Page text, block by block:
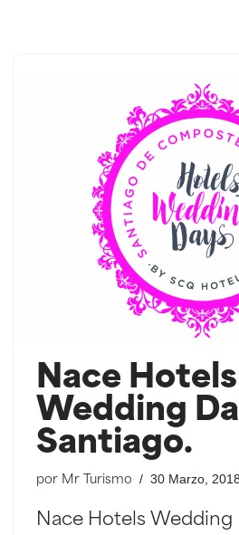
Nace Hotels
Wedding
Santiago.
por Mr Turismo 30 Marzo, 2018
Nace Hotels Wedding